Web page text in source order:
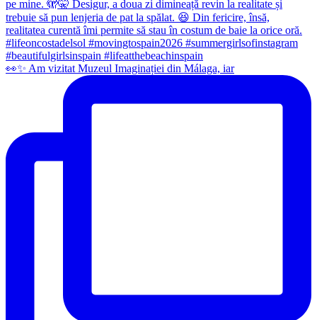
👀✨️ Am vizitat Muzeul Imaginației din Málaga, iar